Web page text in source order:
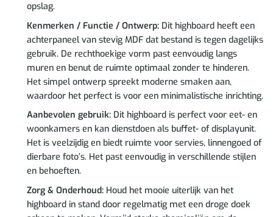
opslag.
Kenmerken / Functie / Ontwerp:Dit highboard heeft een
achterpaneel van stevig MDF dat bestand is tegen dagelijks
gebruik. De rechthoekige vorm past eenvoudig langs
muren en benut de ruimte optimaal zonder te hinderen.
Het simpel ontwerp spreekt moderne smaken aan,
waardoor het perfect is voor een minimalistische inrichting.
Aanbevolen gebruik:Dit highboard is perfect voor eet- en
woonkamers en kan dienstdoen als buffet- of displayunit.
Het is veelzijdig en biedt ruimte voor servies, linnengoed of
dierbare foto’s. Het past eenvoudig in verschillende stijlen
en behoeften.
Zorg & Onderhoud:Houd het mooie uiterlijk van het
highboard in stand door regelmatig met een droge doek